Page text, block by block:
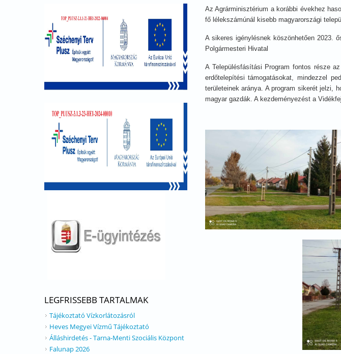
Az Agrárminisztérium a korábbi évekhez
fő lélekszámúnál kisebb magyarországi
A sikeres igénylésnek köszönhetően 2023.
Polgármesteri Hivatal
A Településfásítási Program fontos része
erdőtelepítési támogatásokat, mindezzel
területeinek aránya. A program sikerét jelzi,
magyar gazdák. A kezdeményezést a
LEGFRISSEBB TARTALMAK
Tájékoztató Vízkorlátozásról
Heves Megyei Vízmű Tájékoztató
Álláshirdetés - Tarna-Menti Szociális Központ
Falunap 2026